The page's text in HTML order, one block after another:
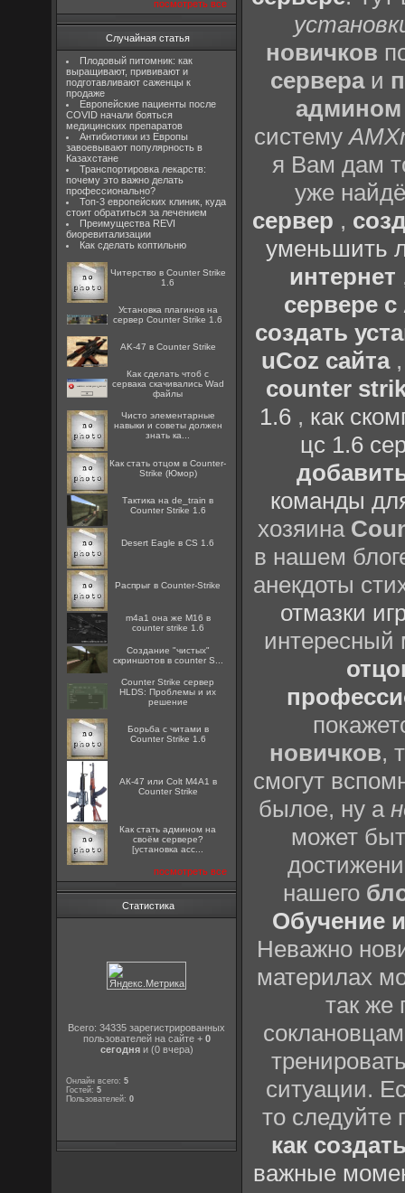
посмотреть все
Случайная статья
Плодовый питомник: как
выращивают, прививают и
подготавливают саженцы к
продаже
Европейские пациенты после
COVID начали бояться
медицинских препаратов
Антибиотики из Европы
завоевывают популярность в
Казахстане
Транспортировка лекарств:
почему это важно делать
профессионально?
Топ-3 европейских клиник, куда
стоит обратиться за лечением
Преимущества REVI
биоревитализации
Как сделать коптильню
Читерство в Counter Strike
1.6
Установка плагинов на
сервер Counter Strike 1.6
AK-47 в Counter Strike
Как сделать чтоб с
сервака скачивались Wad
файлы
Чисто элементарные
навыки и советы должен
знать ка...
Как стать отцом в Counter-
Strike (Юмор)
Тактика на de_train в
Counter Strike 1.6
Desert Eagle в CS 1.6
Распрыг в Counter-Strike
m4a1 она же M16 в
counter strike 1.6
Создание "чистых"
скриншотов в counter S...
Counter Strike сервер
HLDS: Проблемы и их
решение
Борьба с читами в
Counter Strike 1.6
АК-47 или Colt M4A1 в
Counter Strike
Как стать админом на
своём сервере?
[установка acc...
посмотреть все
Статистика
Всего: 34335 зарегистрированных
пользователей на сайте + 0
сегодняи (0 вчера)
Онлайн всего:5
Гостей:5
Пользователей:0
новичков
сервераи
админом
систему
я Вам дам
уже
сервер ,
уменьшить
интернет
сервере
создать
uCoz сайта
counter
1.6, как
цс 1.6
команды
хозяина
в нашем
анекдоты
отмазки
интересный
новичков,
смогут
былое, ну а
может
нашего
Обучение
Неважно
материлах
так же
ситуации.
то
как
важные